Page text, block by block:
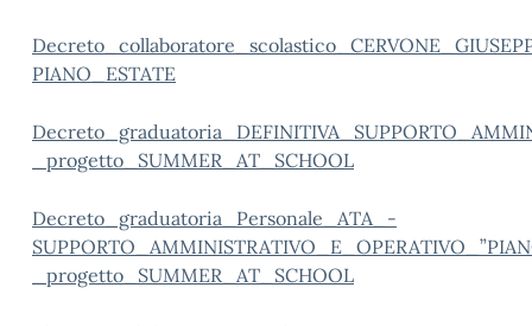
PIANO_ESTATE
_progetto_SUMMER_AT_SCHOOL
Decreto_graduatoria_Personale_ATA_-
_progetto_SUMMER_AT_SCHOOL